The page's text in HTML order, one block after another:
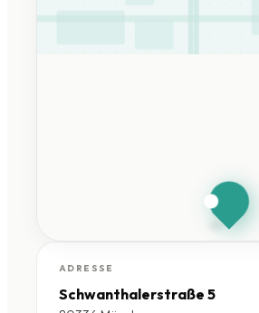
Schwanthalerstraße 5 ·
ADRESSE
Schwanthalerstraße 5